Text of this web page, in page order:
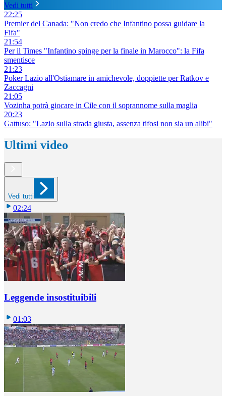
Vedi tutti
22:25
Premier del Canada: "Non credo che Infantino possa guidare la
Fifa"
21:54
Per il Times "Infantino spinge per la finale in Marocco": la Fifa
smentisce
21:23
Poker Lazio all'Ostiamare in amichevole, doppiette per Ratkov e
Zaccagni
21:05
Vozinha potrà giocare in Cile con il soprannome sulla maglia
20:23
Gattuso: "Lazio sulla strada giusta, assenza tifosi non sia un alibi"
Ultimi video
Vedi tutti
02:24
Leggende insostituibili
01:03